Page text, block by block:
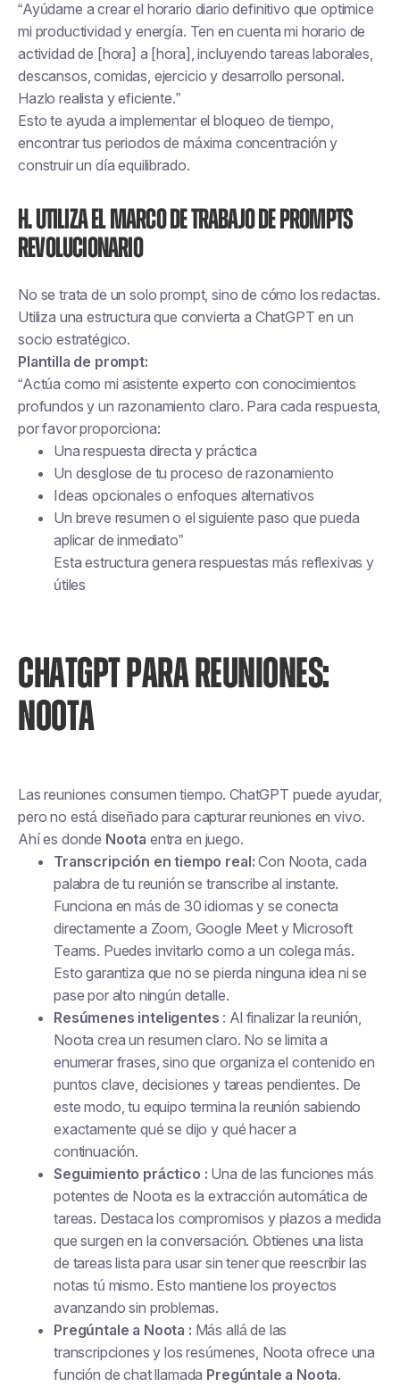
“Ayúdame a crear el horario diario definitivo que optimice
mi productividad y energía. Ten en cuenta mi horario de
actividad de [hora] a [hora], incluyendo tareas laborales,
descansos, comidas, ejercicio y desarrollo personal.
Hazlo realista y eficiente.”
Esto te ayuda a implementar el bloqueo de tiempo,
encontrar tus periodos de máxima concentración y
construir un día equilibrado.
H. Utiliza el marco de trabajo de prompts
revolucionario
No se trata de un solo prompt, sino de cómo los redactas.
Utiliza una estructura que convierta a ChatGPT en un
socio estratégico.
Plantilla de prompt:
“Actúa como mi asistente experto con conocimientos
profundos y un razonamiento claro. Para cada respuesta,
por favor proporciona:
Una respuesta directa y práctica
Un desglose de tu proceso de razonamiento
Ideas opcionales o enfoques alternativos
Un breve resumen o el siguiente paso que pueda
aplicar de inmediato”
Esta estructura genera respuestas más reflexivas y
útiles
CHATGPT PARA REUNIONES:
NOOTA
Las reuniones consumen tiempo. ChatGPT puede ayudar,
pero no está diseñado para capturar reuniones en vivo.
Ahí es donde Noota entra en juego.
Transcripción en tiempo real: Con Noota, cada
palabra de tu reunión se transcribe al instante.
Funciona en más de 30 idiomas y se conecta
directamente a Zoom, Google Meet y Microsoft
Teams. Puedes invitarlo como a un colega más.
Esto garantiza que no se pierda ninguna idea ni se
pase por alto ningún detalle.
Resúmenes inteligentes : Al finalizar la reunión,
Noota crea un resumen claro. No se limita a
enumerar frases, sino que organiza el contenido en
puntos clave, decisiones y tareas pendientes. De
este modo, tu equipo termina la reunión sabiendo
exactamente qué se dijo y qué hacer a
continuación.
Seguimiento práctico : Una de las funciones más
potentes de Noota es la extracción automática de
tareas. Destaca los compromisos y plazos a medida
que surgen en la conversación. Obtienes una lista
de tareas lista para usar sin tener que reescribir las
notas tú mismo. Esto mantiene los proyectos
avanzando sin problemas.
Pregúntale a Noota : Más allá de las
transcripciones y los resúmenes, Noota ofrece una
función de chat llamada Pregúntale a Noota.